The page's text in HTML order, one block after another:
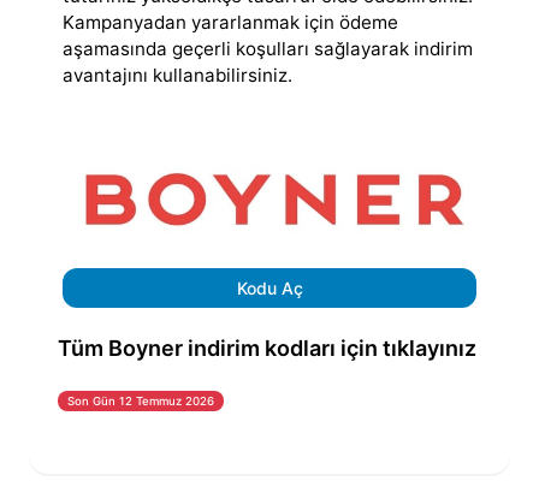
Kampanyadan yararlanmak için ödeme
aşamasında geçerli koşulları sağlayarak indirim
avantajını kullanabilirsiniz.
Kodu Aç
Tüm Boyner indirim kodları için tıklayınız
Son Gün 12 Temmuz 2026